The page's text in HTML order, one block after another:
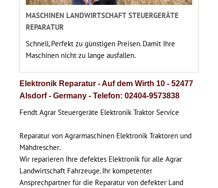
MASCHINEN LANDWIRTSCHAFT STEUERGERÄTE
REPARATUR
Schnell, Perfekt zu günstigen Preisen. Damit Ihre
Maschinen nicht zu lange ausfallen.
Elektronik Reparatur - Auf dem Wirth 10 - 52477
Alsdorf - Germany - Telefon: 02404-9573838
Fendt Agrar Steuergeräte Elektronik Traktor Service
Reparatur von Agrarmaschinen Elektronik Traktoren und
Mähdrescher.
Wir reparieren Ihre defektes Elektronik für alle Agrar
Landwirtschaft Fahrzeuge. Ihr kompetenter
Ansprechpartner für die Reparatur von defekter Land